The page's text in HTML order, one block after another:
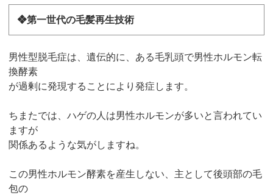
❖第一世代の毛髪再生技術
男性型脱毛症は、遺伝的に、ある毛乳頭で男性ホルモン転
換酵素
が過剰に発現することにより発症します。
ちまたでは、ハゲの人は男性ホルモンが多いと言われてい
ますが
関係あるような気がしますね。
この男性ホルモン酵素を産生しない、主として後頭部の毛
包の